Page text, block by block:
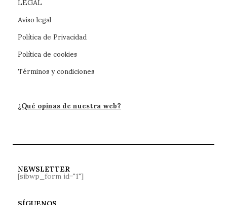
Aviso legal
Política de Privacidad
Política de cookies
Términos y condiciones
¿Qué opinas de nuestra web?
NEWSLETTER
[sibwp_form id="1"]